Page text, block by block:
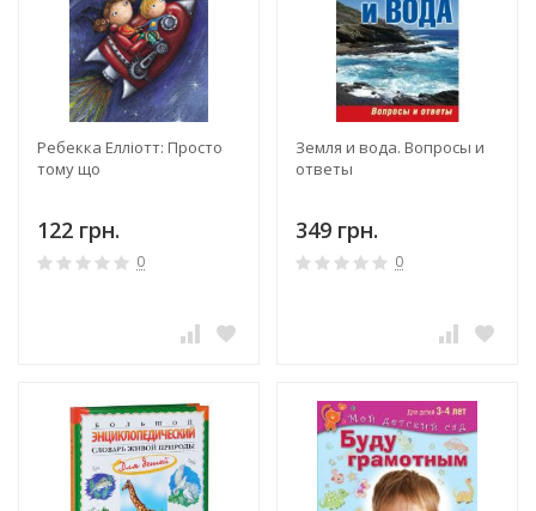
Ребекка Елліотт: Просто
тому що
122 грн.
0
Земля и вода. Вопросы и
ответы
349 грн.
0